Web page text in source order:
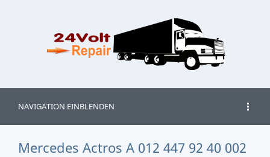
NAVIGATION EINBLENDEN
Mercedes Actros A 012 447 92 40 002